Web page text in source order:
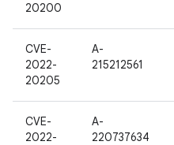
20200
CVE-
2022-
20205
A-
215212561
CVE-
2022-
A-
220737634